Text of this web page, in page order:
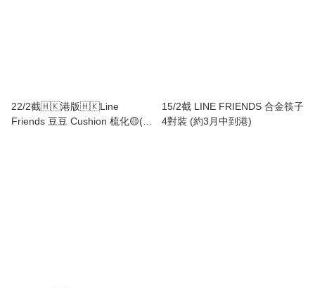
22/2截🇭🇰港版🇭🇰Line
Friends 豆豆 Cushion 梳化🟡(約
15/2截 LINE FRIENDS 合金筷子
4對裝 (約3月中到港)